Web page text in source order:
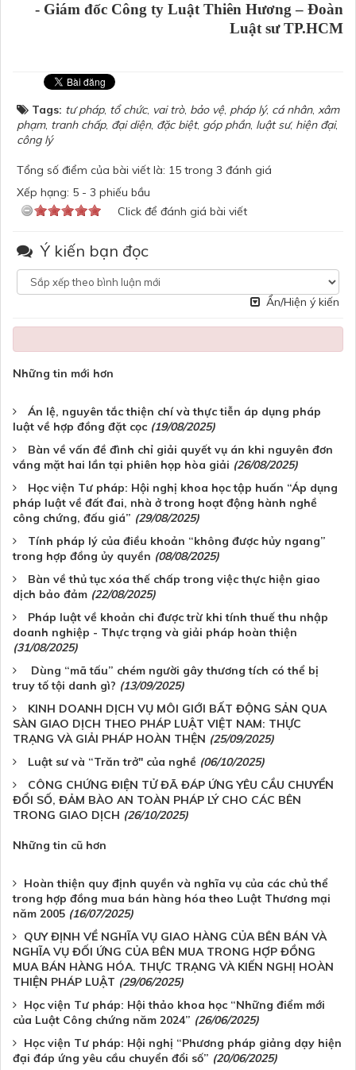
- Giám đốc Công ty Luật Thiên Hương – Đoàn
Luật sư TP.HCM
Tags: tư pháp, tổ chức, vai trò, bảo vệ, pháp lý, cá nhân, xâm
phạm, tranh chấp, đại diện, đặc biệt, góp phần, luật sư, hiện đại,
công lý
Tổng số điểm của bài viết là: 15 trong 3 đánh giá
Xếp hạng: 5 - 3 phiếu bầu
Click để đánh giá bài viết
Ý kiến bạn đọc
Ẩn/Hiện ý kiến
Những tin mới hơn
Án lệ, nguyên tắc thiện chí và thực tiễn áp dụng pháp
luật về hợp đồng đặt cọc (19/08/2025)
Bàn về vấn đề đình chỉ giải quyết vụ án khi nguyên đơn
vắng mặt hai lần tại phiên họp hòa giải (26/08/2025)
Học viện Tư pháp: Hội nghị khoa học tập huấn “Áp dụng
pháp luật về đất đai, nhà ở trong hoạt động hành nghề
công chứng, đấu giá” (29/08/2025)
Tính pháp lý của điều khoản “không được hủy ngang”
trong hợp đồng ủy quyền (08/08/2025)
Bàn về thủ tục xóa thế chấp trong việc thực hiện giao
dịch bảo đảm (22/08/2025)
Pháp luật về khoản chi được trừ khi tính thuế thu nhập
doanh nghiệp - Thực trạng và giải pháp hoàn thiện
(31/08/2025)
Dùng “mã tấu” chém người gây thương tích có thể bị
truy tố tội danh gì? (13/09/2025)
KINH DOANH DỊCH VỤ MÔI GIỚI BẤT ĐỘNG SẢN QUA
SÀN GIAO DỊCH THEO PHÁP LUẬT VIỆT NAM: THỰC
TRẠNG VÀ GIẢI PHÁP HOÀN THỆN (25/09/2025)
Luật sư và “Trăn trở" của nghề (06/10/2025)
CÔNG CHỨNG ĐIỆN TỬ ĐÃ ĐÁP ỨNG YÊU CẦU CHUYỂN
ĐỔI SỐ, ĐẢM BÀO AN TOÀN PHÁP LÝ CHO CÁC BÊN
TRONG GIAO DỊCH (26/10/2025)
Những tin cũ hơn
Hoàn thiện quy định quyền và nghĩa vụ của các chủ thể
trong hợp đồng mua bán hàng hóa theo Luật Thương mại
năm 2005 (16/07/2025)
QUY ĐỊNH VỀ NGHĨA VỤ GIAO HÀNG CỦA BÊN BÁN VÀ
NGHĨA VỤ ĐỐI ỨNG CỦA BÊN MUA TRONG HỢP ĐỒNG
MUA BÁN HÀNG HÓA. THỰC TRẠNG VÀ KIẾN NGHỊ HOÀN
THIỆN PHÁP LUẬT (29/06/2025)
Học viện Tư pháp: Hội thảo khoa học “Những điểm mới
của Luật Công chứng năm 2024” (26/06/2025)
Học viện Tư pháp: Hội nghị “Phương pháp giảng dạy hiện
đại đáp ứng yêu cầu chuyển đổi số” (20/06/2025)